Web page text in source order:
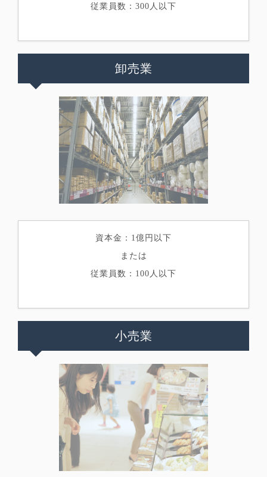
従業員数：300人以下
卸売業
資本金：1億円以下
または
従業員数：100人以下
小売業